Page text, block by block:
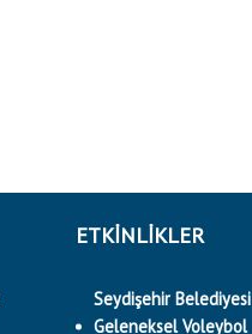
ETKINLIKLER
Seydişehir Belediyesi
Geleneksel Voleybol